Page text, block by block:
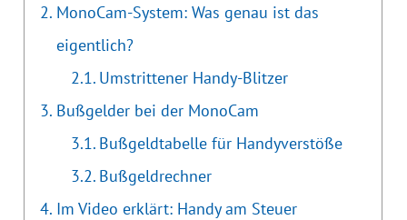
MonoCam-System: Was genau ist das
eigentlich?
Umstrittener Handy-Blitzer
Bußgelder bei der MonoCam
Bußgeldtabelle für Handyverstöße
Bußgeldrechner
Im Video erklärt: Handy am Steuer